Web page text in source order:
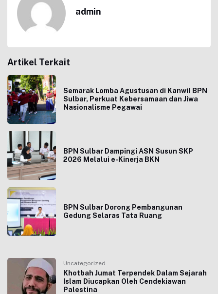
admin
Artikel Terkait
Semarak Lomba Agustusan di Kanwil BPN
Sulbar, Perkuat Kebersamaan dan Jiwa
Nasionalisme Pegawai
BPN Sulbar Dampingi ASN Susun SKP
2026 Melalui e-Kinerja BKN
BPN Sulbar Dorong Pembangunan
Gedung Selaras Tata Ruang
Uncategorized
Khotbah Jumat Terpendek Dalam Sejarah
Islam Diucapkan Oleh Cendekiawan
Palestina